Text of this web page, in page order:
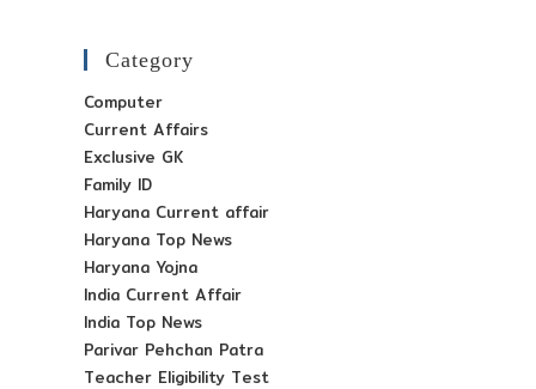
Category
Computer
Current Affairs
Exclusive GK
Family ID
Haryana Current affair
Haryana Top News
Haryana Yojna
India Current Affair
India Top News
Parivar Pehchan Patra
Teacher Eligibility Test